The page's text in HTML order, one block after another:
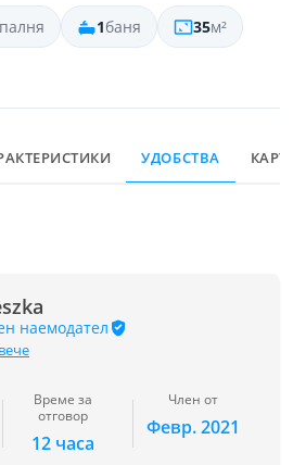
1баня 35м²
УДОБСТВА КАРТА
наемодател
Време за
отговор
12 часа
Член от
Февр. 2021